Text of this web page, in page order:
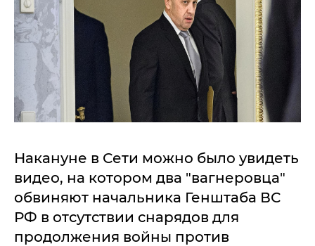
Накануне в Сети можно было увидеть
видео, на котором два "вагнеровца"
обвиняют начальника Генштаба ВС
РФ в отсутствии снарядов для
продолжения войны против